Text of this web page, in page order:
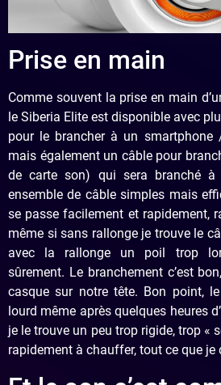
Prise en main
Comme souvent la prise en main
le Siberia Elite est disponible avec
pour le brancher à un smartphone
mais également un câble pour
de carte son) qui sera branché à
ensemble de câble simples mais
se passe facilement et rapidement,
même si sans rallonge je trouve le
avec la rallonge un poil trop
sûrement. Le branchement c’est
casque sur notre tête. Bon point,
lourd même après quelques heures
je le trouve un peu trop rigide, trop «
rapidement à chauffer, tout ce que je